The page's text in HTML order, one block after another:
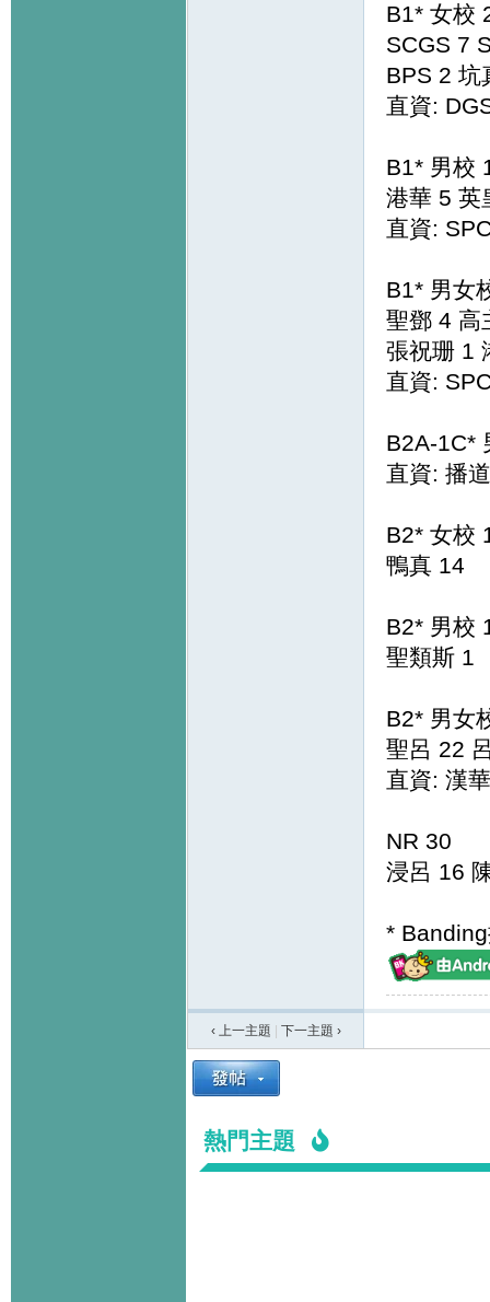
B1* 女校
SCGS 7
BPS 2 坑
直資:
B1* 男校
港華 5 英
直資:
B1* 男女
聖鄧 4 高
張祝珊 1
直資:
B2A-1C*
直資: 播
B2* 女校
鴨真 14
B2* 男校
聖類斯 1
B2* 男女
聖呂 22
直資: 漢
NR 30
浸呂 16
*
‹ 上一主題 下一主題 ›
熱門主題